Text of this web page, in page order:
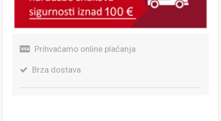
Prihvaćamo online plaćanja
Brza dostava